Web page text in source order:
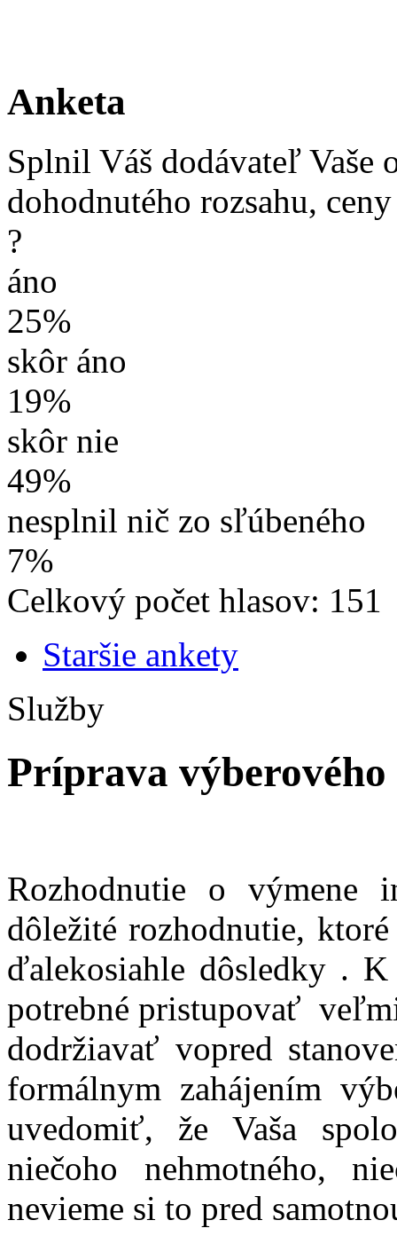
Anketa
Splnil Váš dodávateľ Vaše
dohodnutého rozsahu,
?
áno
25%
skôr áno
19%
skôr nie
49%
nesplnil nič zo sľúbeného
7%
Celkový počet hlasov: 151
Staršie ankety
Služby
Príprava
Rozhodnutie o výmene
dôležité rozhodnutie,
ďalekosiahle dôsledky .
potrebné pristupovať
dodržiavať vopred
formálnym zahájením
uvedomiť, že Vaša
niečoho nehmotného,
nevieme si to pred